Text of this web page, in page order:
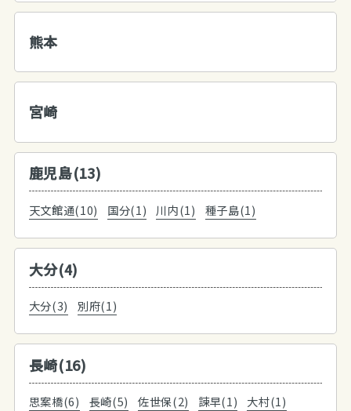
熊本
宮崎
鹿児島(13)
天文館通(10) 国分(1) 川内(1) 種子島(1)
大分(4)
大分(3) 別府(1)
長崎(16)
思案橋(6) 長崎(5) 佐世保(2) 諫早(1)
大村(1)